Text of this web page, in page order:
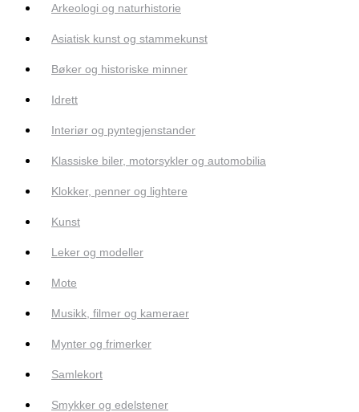
Arkeologi og naturhistorie
Asiatisk kunst og stammekunst
Bøker og historiske minner
Idrett
Interiør og pyntegjenstander
Klassiske biler, motorsykler og automobilia
Klokker, penner og lightere
Kunst
Leker og modeller
Mote
Musikk, filmer og kameraer
Mynter og frimerker
Samlekort
Smykker og edelstener